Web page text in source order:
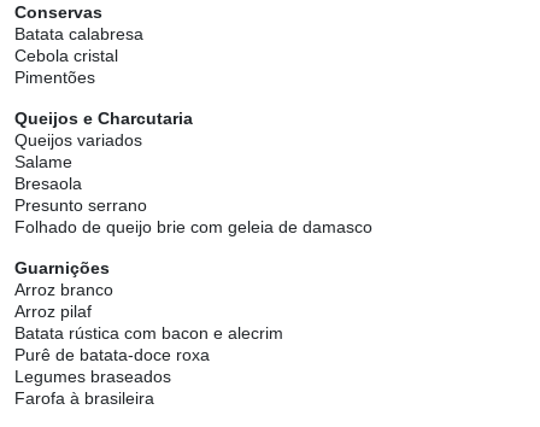
Conservas
Batata calabresa
Cebola cristal
Pimentões
Queijos e Charcutaria
Queijos variados
Salame
Bresaola
Presunto serrano
Folhado de queijo brie com geleia de damasco
Guarnições
Arroz branco
Arroz pilaf
Batata rústica com bacon e alecrim
Purê de batata-doce roxa
Legumes braseados
Farofa à brasileira